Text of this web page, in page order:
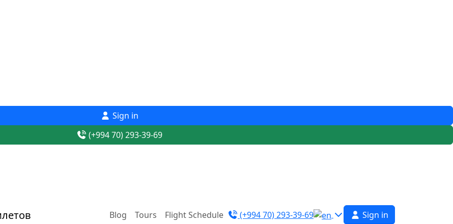
Sign in
(+994 70) 293-39-69
Blog Tours Flight Schedule (+994 70) 293-39-69 Sign in